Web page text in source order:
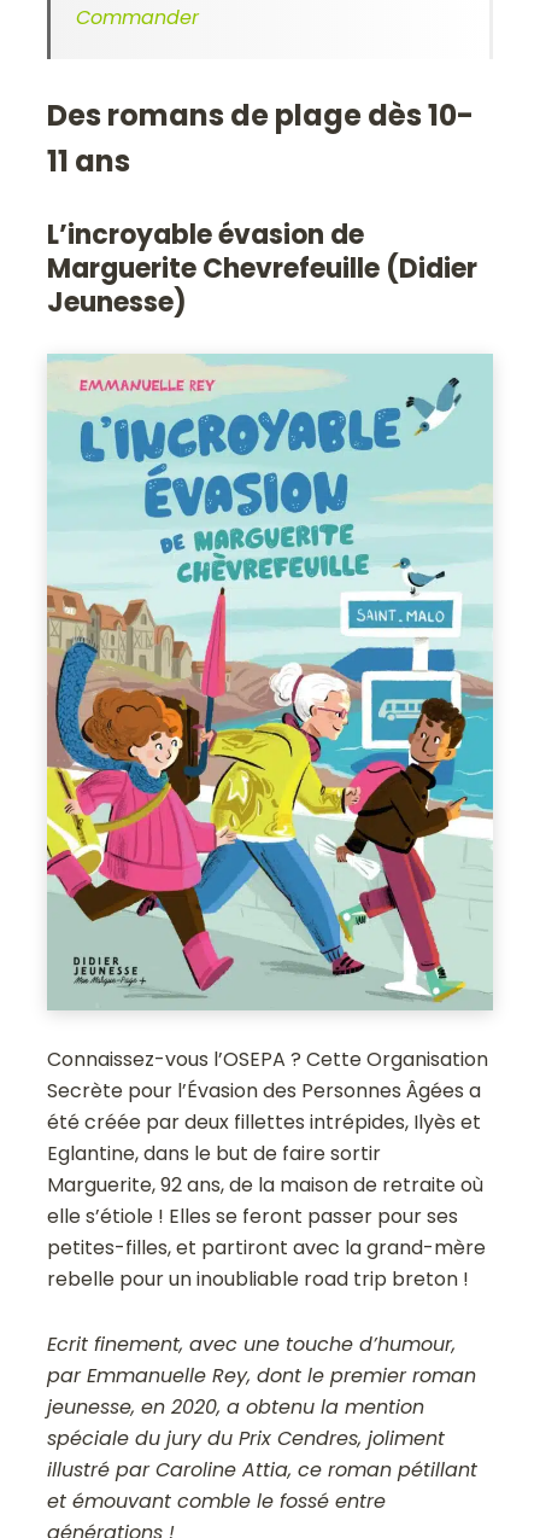
Commander
Des romans de plage dès 10-
11 ans
L’incroyable évasion de
Marguerite Chevrefeuille (Didier
Jeunesse)
Connaissez-vous l’OSEPA ? Cette Organisation
Secrète pour l’Évasion des Personnes Âgées a
été créée par deux fillettes intrépides, Ilyès et
Eglantine, dans le but de faire sortir
Marguerite, 92 ans, de la maison de retraite où
elle s’étiole ! Elles se feront passer pour ses
petites-filles, et partiront avec la grand-mère
rebelle pour un inoubliable road trip breton !
Ecrit finement, avec une touche d’humour,
par Emmanuelle Rey, dont le premier roman
jeunesse, en 2020, a obtenu la mention
spéciale du jury du Prix Cendres, joliment
illustré par Caroline Attia, ce roman pétillant
et émouvant comble le fossé entre